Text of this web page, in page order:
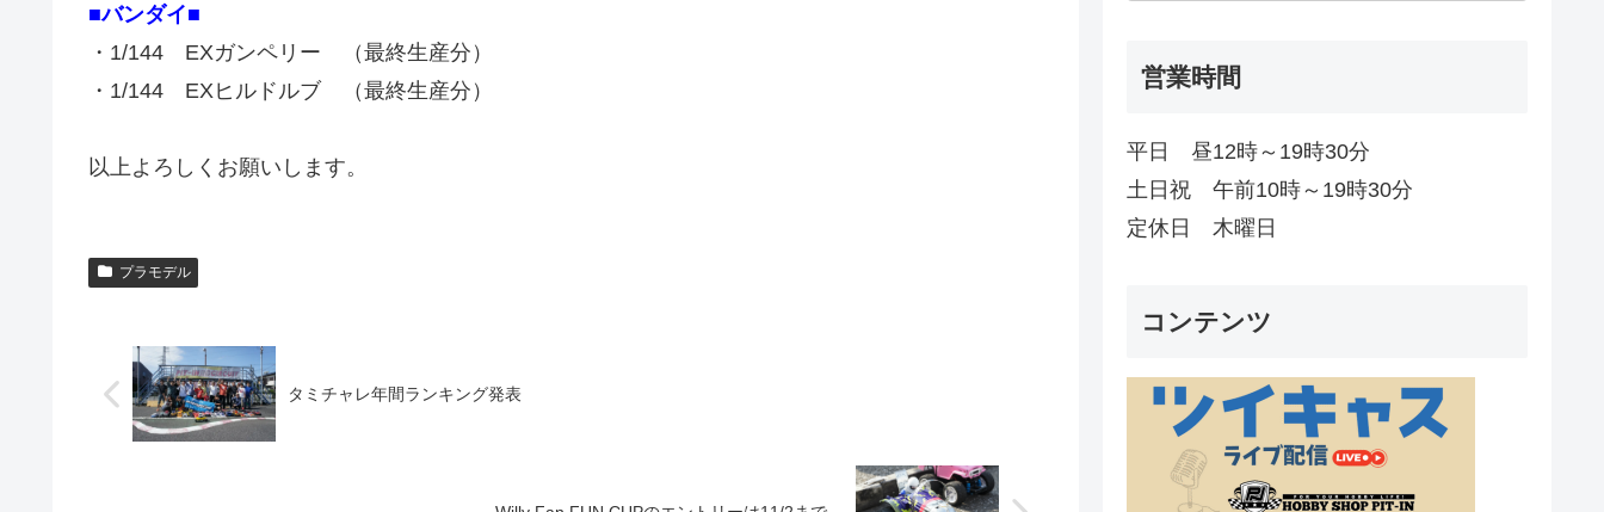
■バンダイ■
・1/144 EXガンペリー （最終生産分）
・1/144 EXヒルドルブ （最終生産分）
以上よろしくお願いします。
プラモデル
タミチャレ年間ランキング発表
営業時間
平日 昼12時～19時30分
土日祝 午前10時～19時30分
定休日 木曜日
コンテンツ